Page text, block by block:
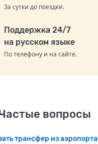
За сутки до поездки.
Поддержка 24/7
на русском языке
По телефону и на сайте.
вопросы
трансфер из аэропорта